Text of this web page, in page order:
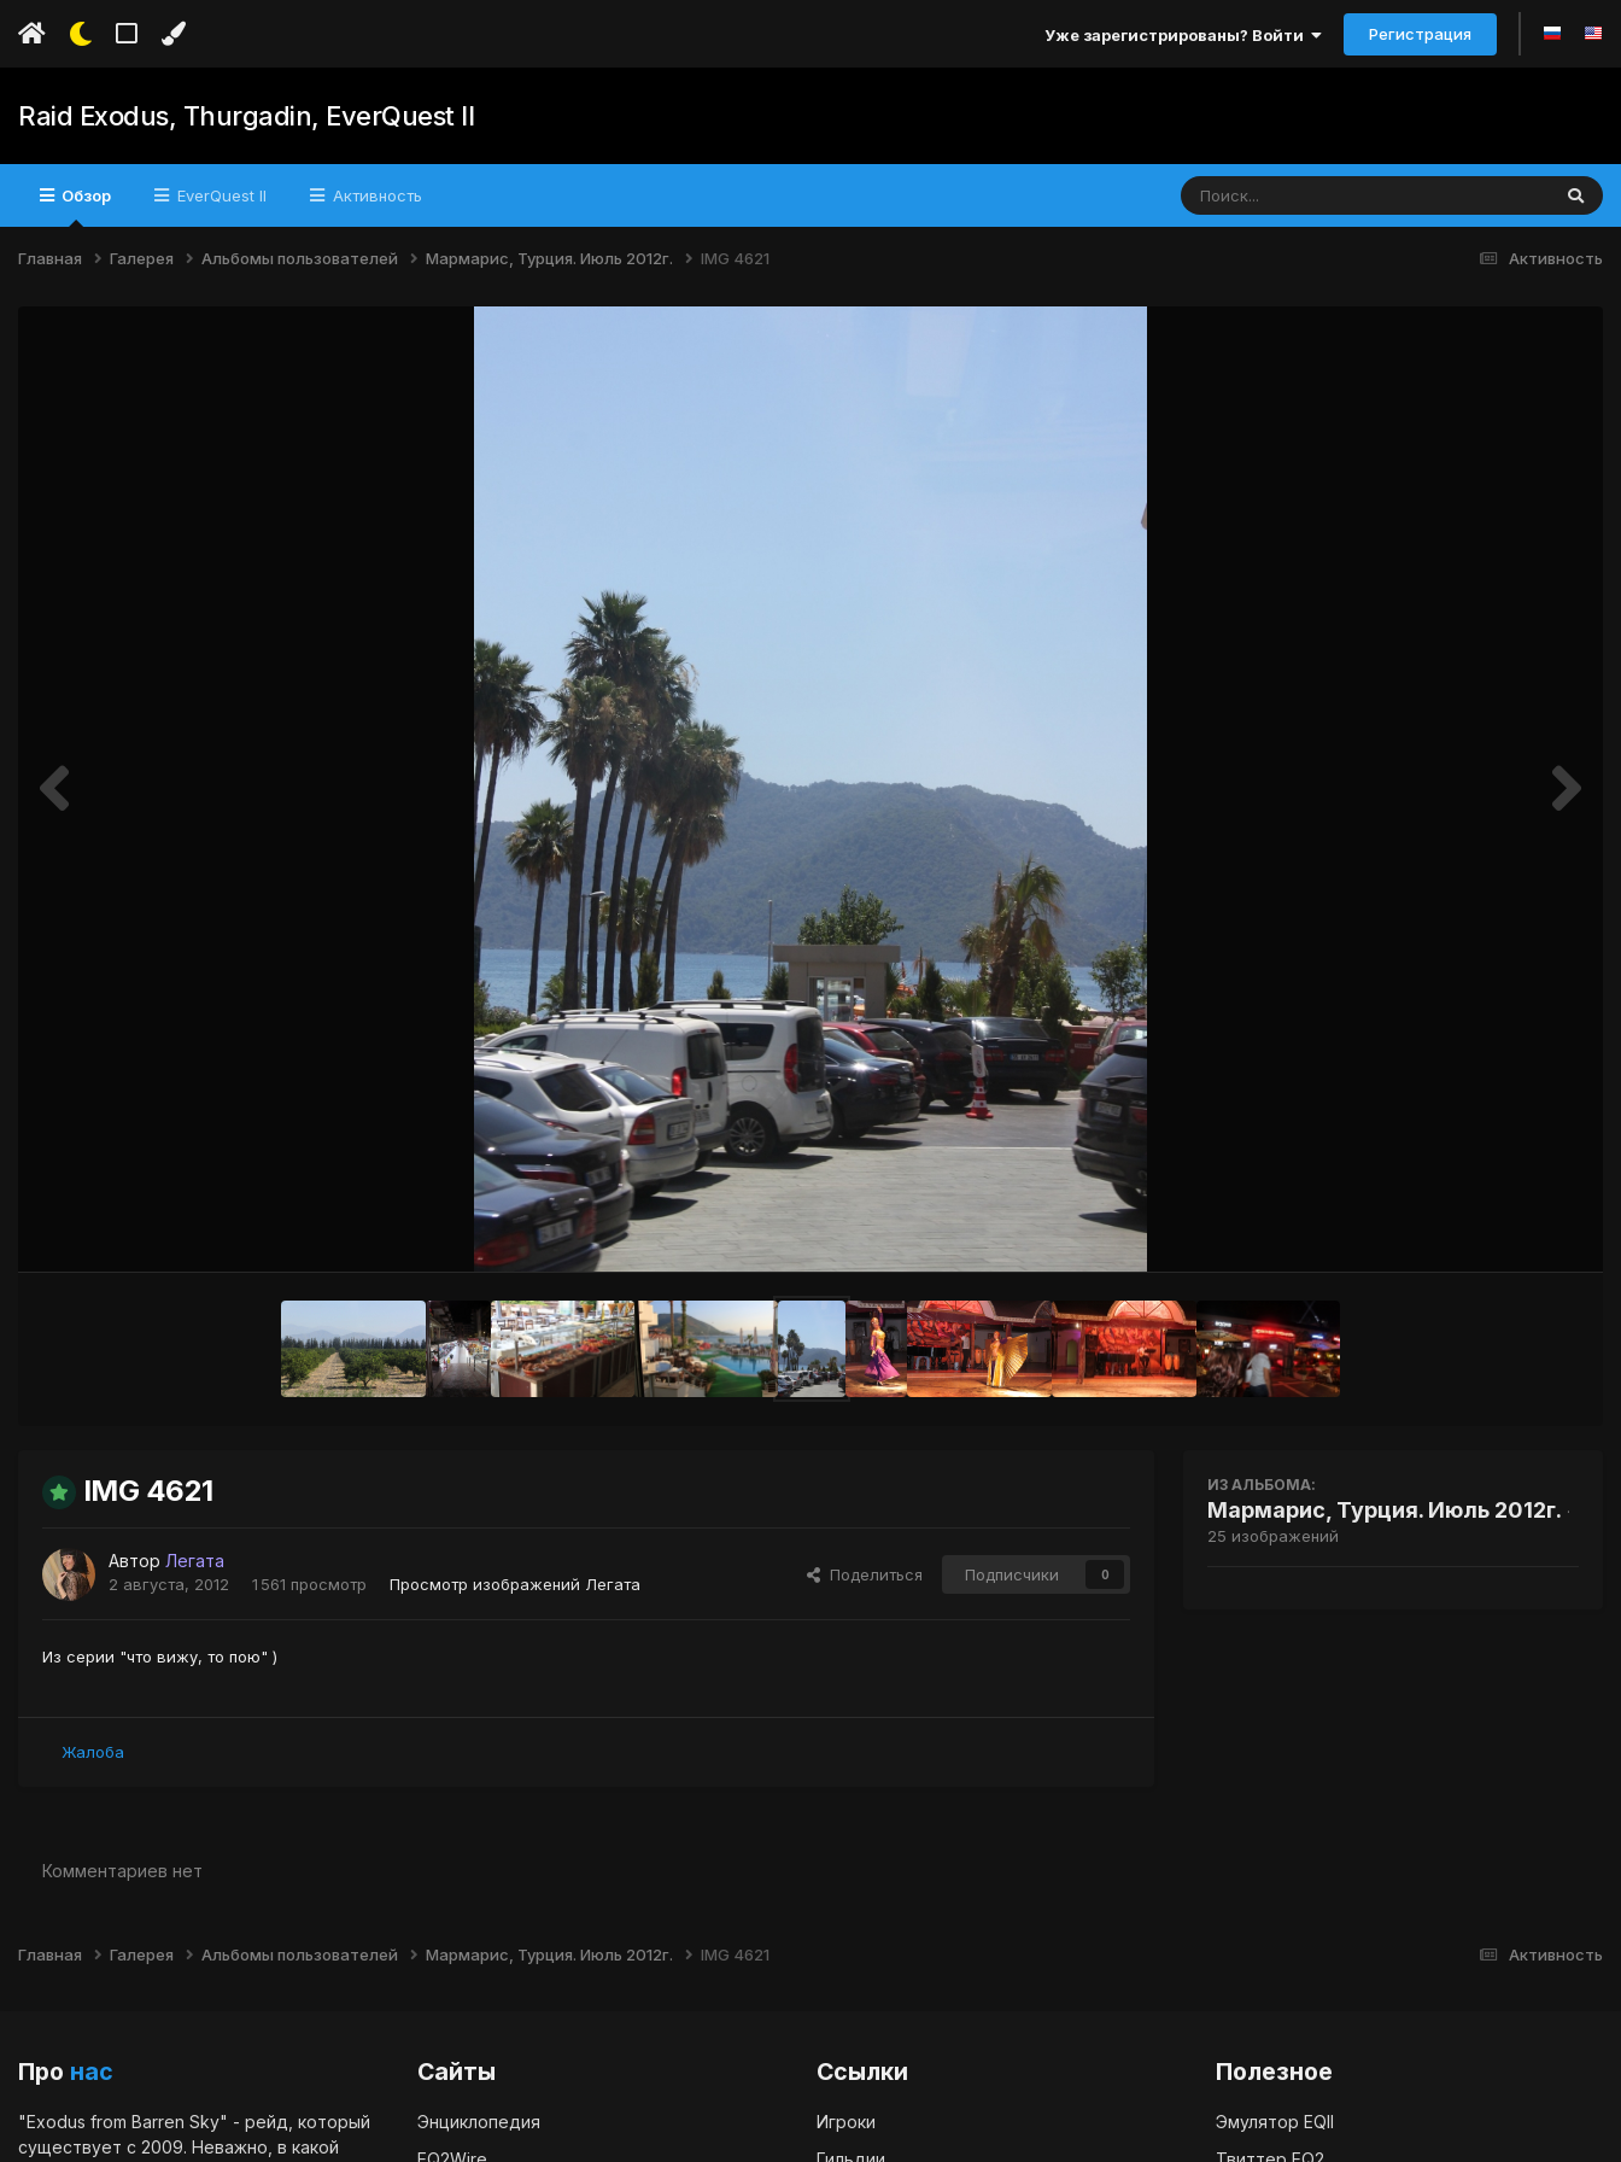
Уже зарегистрированы? Войти Регистрация
Raid Exodus, Thurgadin, EverQuest II
Обзор EverQuest II Активность
Активность
Главная Галерея Альбомы пользователей Мармарис, Турция. Июль 2012г. IMG 4621
IMG 4621
Автор Легата
2 августа, 2012 1 561 просмотр Просмотр изображений Легата
Поделиться Подписчики 0
Из серии "что вижу, то пою" )
Жалоба
ИЗ АЛЬБОМА:
Мармарис, Турция. Июль 2012г. ·
25 изображений
Комментариев нет
Активность
Главная Галерея Альбомы пользователей Мармарис, Турция. Июль 2012г. IMG 4621
Про нас
"Exodus from Barren Sky" - рейд, который
существует с 2009. Неважно, в какой
Сайты
Энциклопедия
Ссылки
Игроки
Полезное
Эмулятор EQII